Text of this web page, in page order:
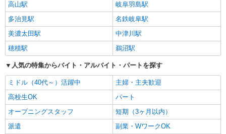
高山駅
岐阜羽島駅
多治見駅
名鉄岐阜駅
美濃太田駅
中津川駅
穂積駅
鵜沼駅
人気の特集からバイト・アルバイト・パートを探す
ミドル（40代～）活躍中
主婦・主夫歓迎
高校生OK
パート
オープニングスタッフ
短期（3ヶ月以内）
派遣
副業・WワークOK